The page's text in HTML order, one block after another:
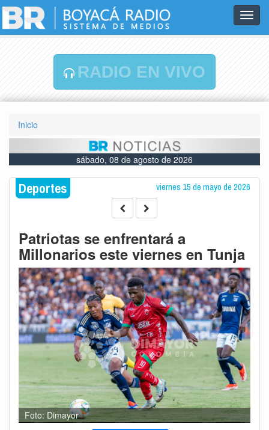
RADIO EN VIVO
Inicio
sábado, 08 de agosto de 2026
Deportes viernes 15 de mayo de 2026
Patriotas se enfrentará a
Millonarios este viernes en Tunja
Foto: Dimayor